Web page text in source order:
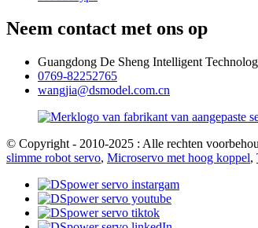
Neem contact met ons op
Guangdong De Sheng Intelligent
0769-82252765
wangjia@dsmodel.com.cn
© Copyright - 2010-2025 : Alle rechten
slimme robot servo, Microservo met hoog koppel,